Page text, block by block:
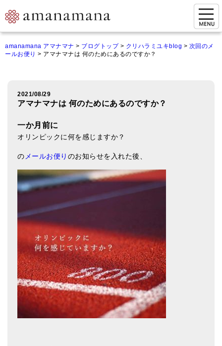
ご来店&購入
オンライン相談&購入
シンギングボウル講座
倍音呼吸法レッスン
オンラインショップ
商品一覧
アマナマナのシンギングボウル
チベット・シンギングボウル
新・鍛造スペシャル
マンダラ彫（黒・渋金）
人気の3点セット
amanamana アマナマナ > ブログトップ> クリハラミユキblog > 次回のメ
ールお便り > アマナマナは 何のためにあるのですか？
2021/08/29
アマナマナは 何のためにあるのですか？
一か月前に
オリンピックに何を感じますか？
の メールお便り のお知らせを入れた後、